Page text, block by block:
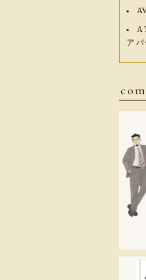
A
ア バ